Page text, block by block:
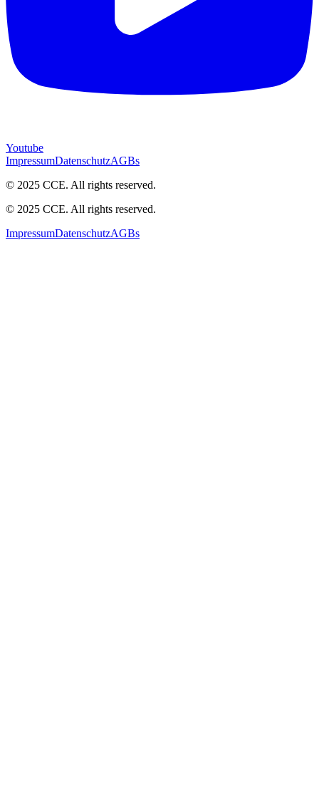
Youtube
ImpressumDatenschutzAGBs
© 2025 CCE. All rights reserved.
© 2025 CCE. All rights reserved.
ImpressumDatenschutzAGBs